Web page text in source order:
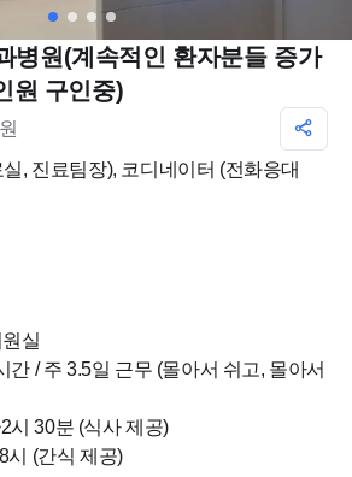
병원(계속적인 환자분들 증가
원 구인중)
, 진료팀장), 코디네이터 (전화응대
실
간 / 주 3.5일 근무 (몰아서 쉬고, 몰아서
시 30분 (식사 제공)
시 (간식 제공)